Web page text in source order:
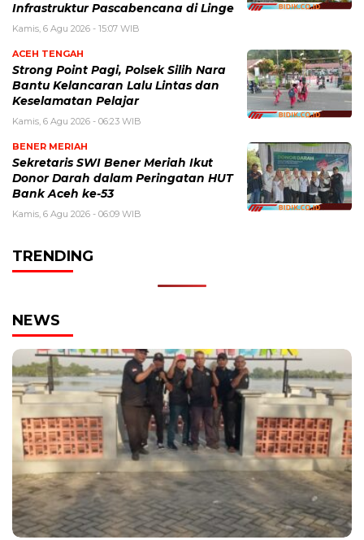
Infrastruktur Pascabencana di Linge
Kamis, 6 Agu 2026 - 15:07 WIB
ACEH TENGAH
Strong Point Pagi, Polsek Silih Nara
Bantu Kelancaran Lalu Lintas dan
Keselamatan Pelajar
Kamis, 6 Agu 2026 - 06:23 WIB
BENER MERIAH
Sekretaris SWI Bener Meriah Ikut
Donor Darah dalam Peringatan HUT
Bank Aceh ke-53
Kamis, 6 Agu 2026 - 06:09 WIB
TRENDING
NEWS